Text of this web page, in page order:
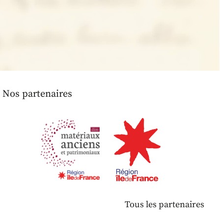
Nos partenaires
Tous les partenaires